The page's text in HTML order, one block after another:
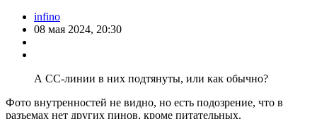
infino
08 мая 2024, 20:30
А CC-линии в них подтянуты, или как обычно?
Фото внутренностей не видно, но есть подозрение, что в
разъемах нет других пинов, кроме питательных.